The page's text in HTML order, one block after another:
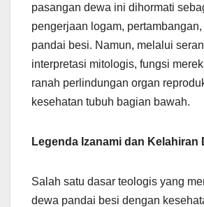
pasangan dewa ini dihormati
pengerjaan logam,
pandai besi. Namun, melalui
interpretasi mitologis, fungsi
ranah perlindungan organ
kesehatan tubuh bagian bawah.
Legenda Izanami dan Kelahiran
Salah satu dasar teologis yang
dewa pandai besi dengan